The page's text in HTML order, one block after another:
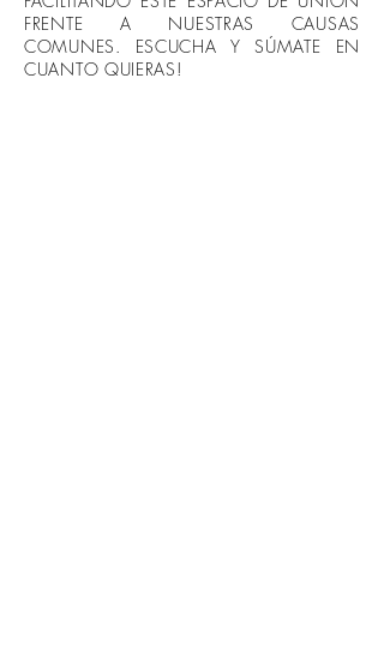
FRENTE A NUESTRAS CAUSAS
COMUNES. ESCUCHA Y SÚMATE EN
CUANTO QUIERAS!